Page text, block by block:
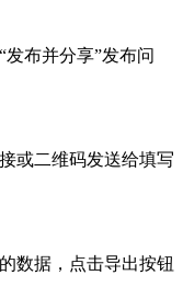
布并分享”发布问
或二维码发送给填写
数据，点击导出按钮